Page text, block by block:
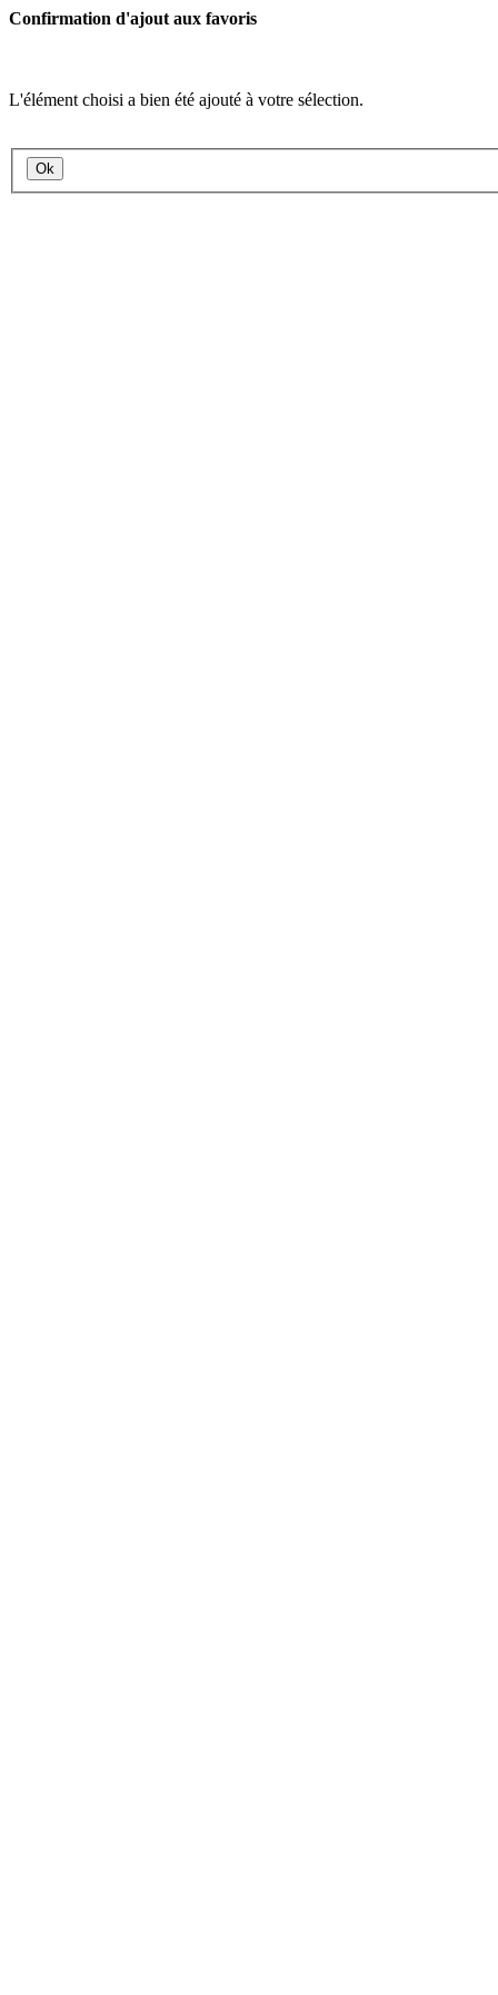
Confirmation d'ajout aux favoris
L'élément choisi a bien été ajouté à votre sélection.